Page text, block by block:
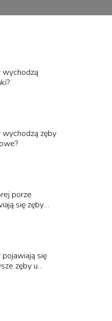
wychodzą
wychodzą zęby
porze
się zęby
pojawiają się
zęby u